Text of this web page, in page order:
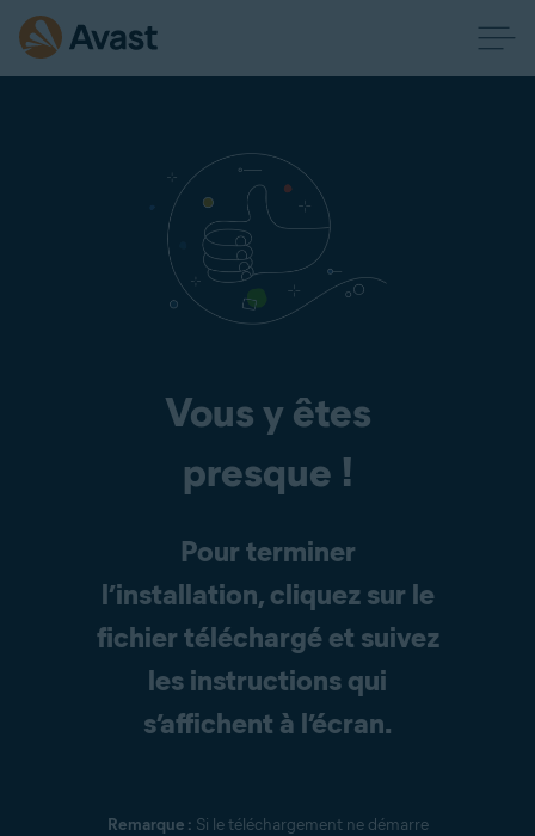
Vous y êtes
presque !
Pour terminer
l’installation, cliquez sur le
fichier téléchargé et suivez
les instructions qui
s’affichent à l’écran.
Remarque : Si le téléchargement ne démarre